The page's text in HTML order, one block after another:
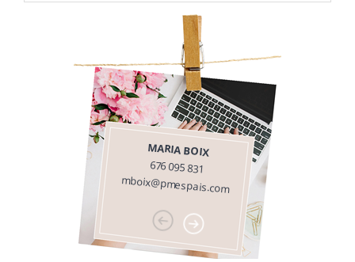
MARIA BOIX
676 095 831
mboix@pmespais.com